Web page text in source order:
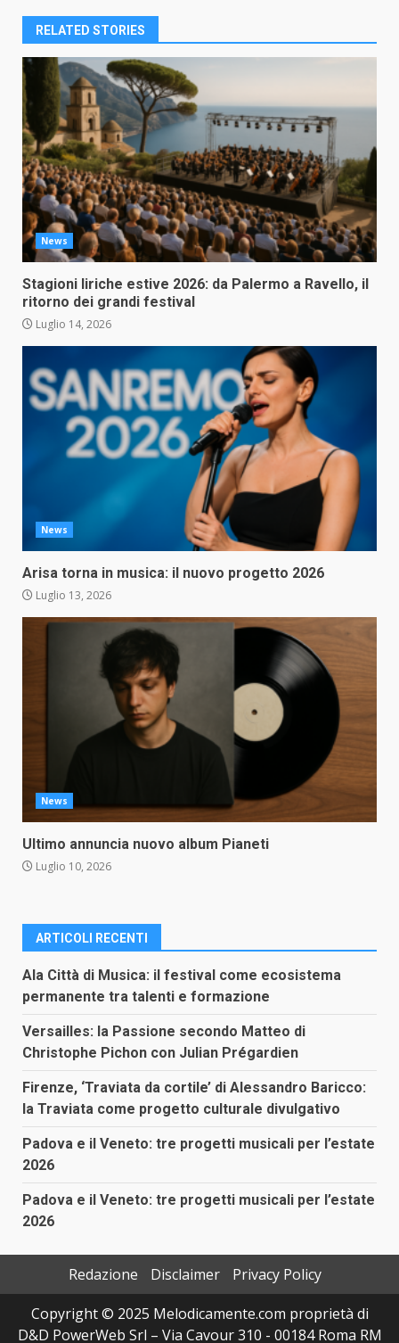
RELATED STORIES
News
Stagioni liriche estive 2026: da Palermo a Ravello, il
ritorno dei grandi festival
Luglio 14, 2026
News
Arisa torna in musica: il nuovo progetto 2026
Luglio 13, 2026
News
Ultimo annuncia nuovo album Pianeti
Luglio 10, 2026
ARTICOLI RECENTI
Ala Città di Musica: il festival come ecosistema
permanente tra talenti e formazione
Versailles: la Passione secondo Matteo di
Christophe Pichon con Julian Prégardien
Firenze, ‘Traviata da cortile’ di Alessandro Baricco:
la Traviata come progetto culturale divulgativo
Padova e il Veneto: tre progetti musicali per l’estate
2026
Padova e il Veneto: tre progetti musicali per l’estate
2026
Redazione Disclaimer
Privacy Policy
Copyright © 2025 Melodicamente.com proprietà di
D&D PowerWeb Srl – Via Cavour 310 - 00184 Roma RM